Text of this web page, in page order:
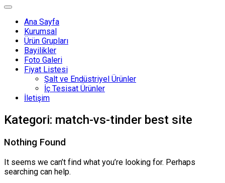
Ana Sayfa
Kurumsal
Ürün Grupları
Bayilikler
Foto Galeri
Fiyat Listesi
Şalt ve Endüstriyel Ürünler
İç Tesisat Ürünler
İletişim
Kategori: match-vs-tinder best site
Nothing Found
It seems we can’t find what you’re looking for. Perhaps
searching can help.